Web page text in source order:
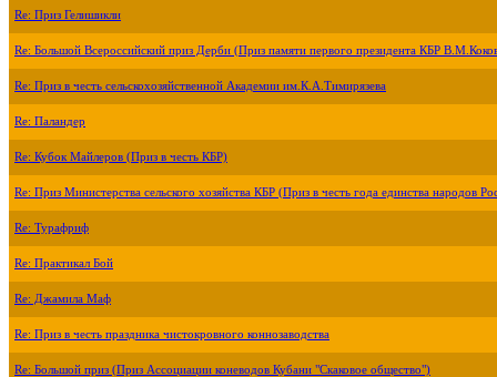
Re: Приз Гелишикли
Re: Большой Всероссийский приз Дерби (Приз памяти первого президента КБР
Re: Приз в честь сельскохозяйственной Академии им.К.А.Тимирязева
Re: Паландер
Re: Кубок Майлеров (Приз в честь КБР)
Re: Приз Министерства сельского хозяйства КБР (Приз в честь года единства народов
Re: Турафриф
Re: Практикал Бой
Re: Джамила Маф
Re: Приз в честь праздника чистокровного коннозаводства
Re: Большой приз (Приз Ассоциации коневодов Кубани "Скаковое общество")